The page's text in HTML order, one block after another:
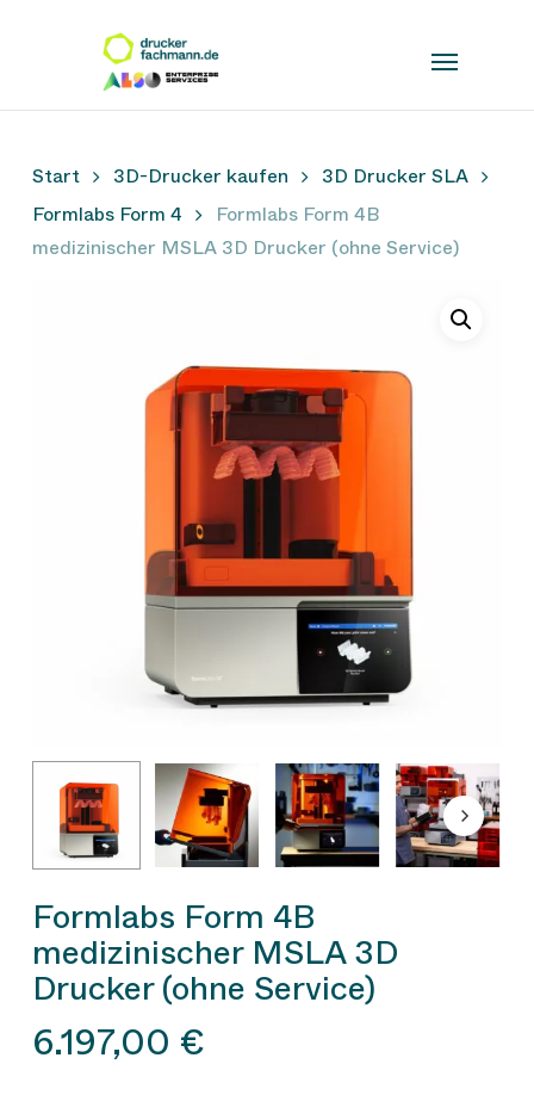
Start 3D-Drucker kaufen
3D Drucker SLA
Formlabs Form 4
Formlabs Form 4B
medizinischer MSLA 3D Drucker (ohne Service)
Formlabs Form 4B
medizinischer MSLA 3D
Drucker (ohne Service)
6.197,00 €